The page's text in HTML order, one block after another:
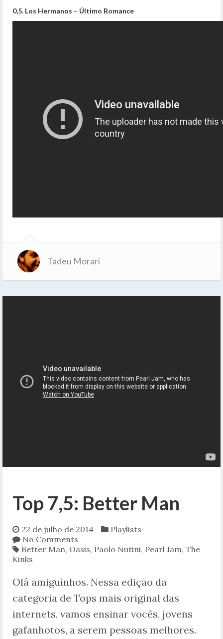
0,5. Los Hermanos – Último Romance
Tadeu Morari
Top 7,5: Better Man
22 de julho de 2014
Playlists
No Comments
Better Man, Oasis, Paolo Nutini, Pearl Jam, The
Kinks
Olá amiguinhos. Nessa edição da
categoria de Tops mais original das
internets, vamos ensinar vocês, jovens
gafanhotos, a serem pessoas melhores.